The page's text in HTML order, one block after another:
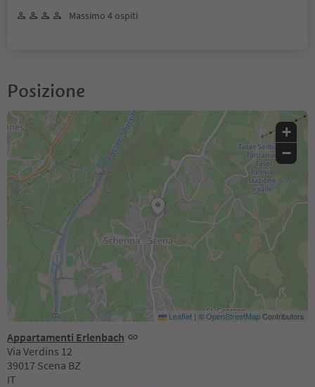
Massimo 4 ospiti
Posizione
Appartamenti Erlenbach
Via Verdins 12
39017 Scena BZ
IT
+
−
Leaflet | ©OpenStreetMapContributors